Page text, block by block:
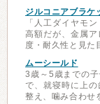
ジルコニアブラケ
「人工ダイヤモ
高額だが、金属
度・耐久性と見た
ムーシールド
3歳～5歳までの
で、就寝時に上
整え、噛み合わせ